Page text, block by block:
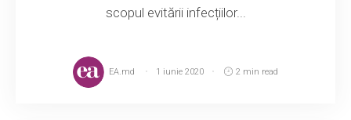
scopul evitării infecțiilor...
EA.md 1 iunie 2020 2 min read